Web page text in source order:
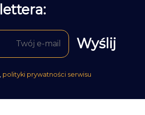
polityki prywatności serwisu